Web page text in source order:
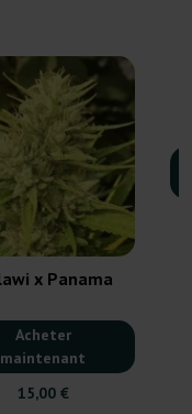
x Panama
Acheter
maintenant
15,00 €